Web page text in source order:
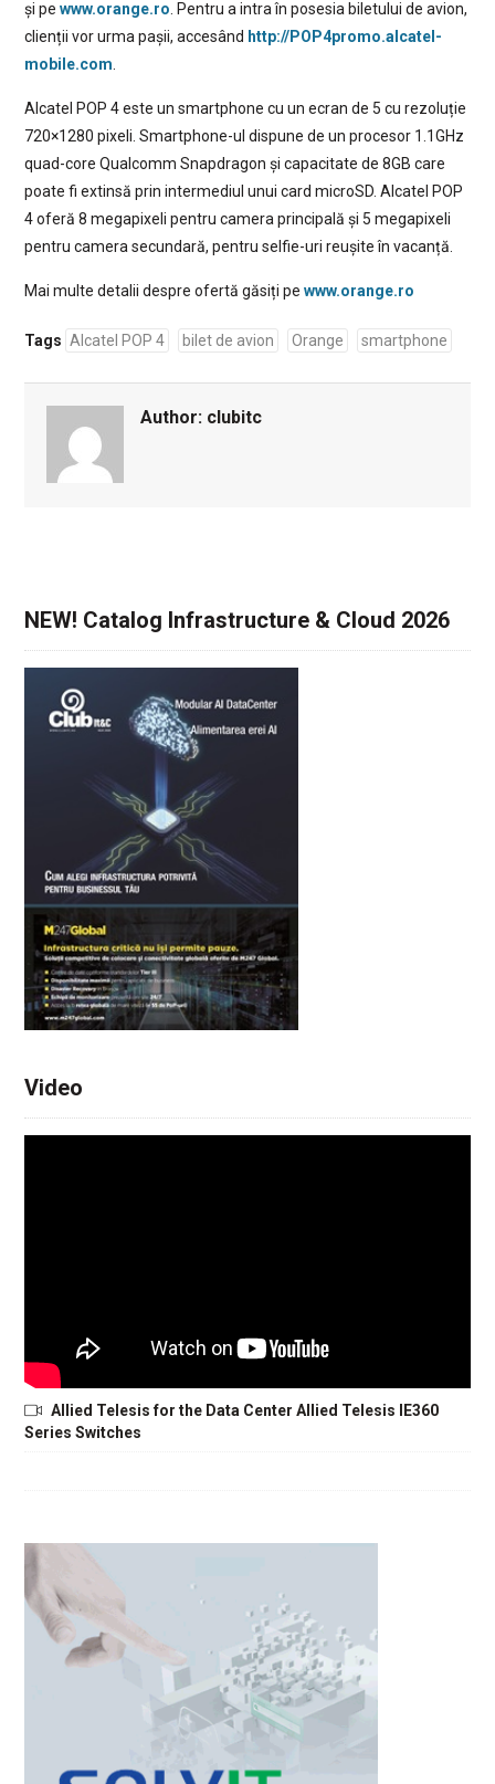
și pe www.orange.ro . Pentru a intra în posesia biletului de avion,
clienții vor urma pașii, accesând http://POP4promo.alcatel-
mobile.com
Alcatel POP 4 este un smartphone cu un ecran de 5 cu rezoluție
720×1280 pixeli. Smartphone-ul dispune de un procesor 1.1GHz
quad-core Qualcomm Snapdragon și capacitate de 8GB care
poate fi extinsă prin intermediul unui card microSD. Alcatel POP
4 oferă 8 megapixeli pentru camera principală și 5 megapixeli
pentru camera secundară, pentru selfie-uri reușite în vacanță.
Mai multe detalii despre ofertă găsiți pe www.orange.ro
Tags Alcatel POP 4 bilet de avion Orange smartphone
Author: clubitc
NEW! Catalog Infrastructure & Cloud 2026
Video
Allied Telesis for the Data Center Allied Telesis IE360
Series Switches